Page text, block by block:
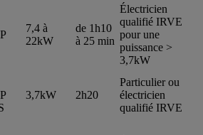
7,4 à
22kW
de 1h10
à 25 min
Électricien
qualifié IRVE
pour une
puissance >
3,7kW
3,7kW 2h20
Particulier ou
électricien
qualifié IRVE